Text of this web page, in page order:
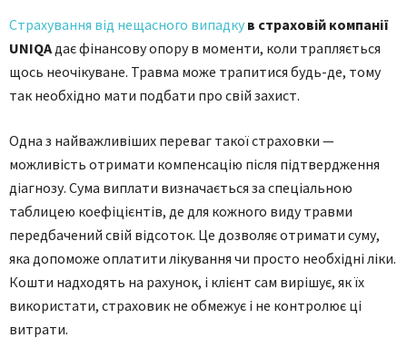
Страхування від нещасного випадку в страховій компанії
UNIQAдає фінансову опору в моменти, коли трапляється
щось неочікуване. Травма може трапитися будь-де, тому
так необхідно мати подбати про свій захист.
Одна з найважливіших переваг такої страховки —
можливість отримати компенсацію після підтвердження
діагнозу. Сума виплати визначається за спеціальною
таблицею коефіцієнтів, де для кожного виду травми
передбачений свій відсоток. Це дозволяє отримати суму,
яка допоможе оплатити лікування чи просто необхідні ліки.
Кошти надходять на рахунок, і клієнт сам вирішує, як їх
використати, страховик не обмежує і не контролює ці
витрати.